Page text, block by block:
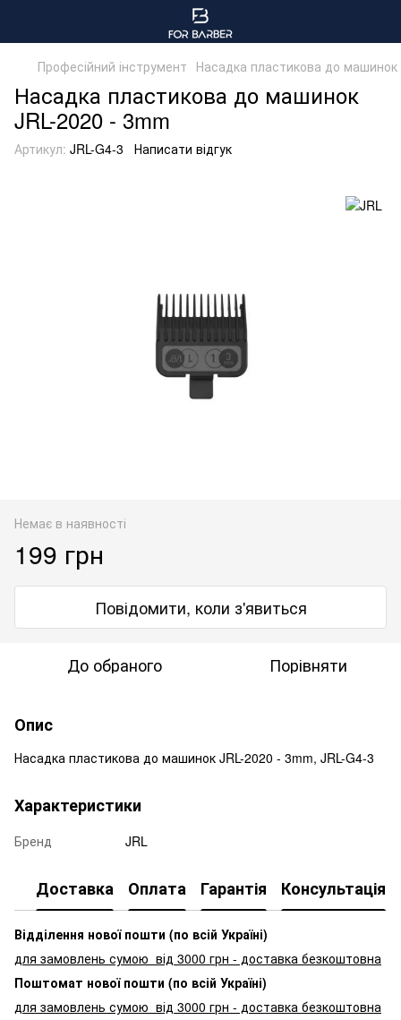
Професійний інструмент Насадка пластикова до машинок
Насадка пластикова до машинок
JRL-2020 - 3mm
Артикул: JRL-G4-3 Написати відгук
Немає в наявності
199 грн
Повідомити, коли з'явиться
До обраного Порівняти
Опис
Насадка пластикова до машинок JRL-2020 - 3mm, JRL-G4-3
Характеристики
Бренд JRL
Доставка Оплата Гарантія Консультація
Відділення нової пошти (по всій Україні)
для замовлень сумою від 3000 грн - доставка безкоштовна
Поштомат нової пошти (по всій Україні)
для замовлень сумою від 3000 грн - доставка безкоштовна